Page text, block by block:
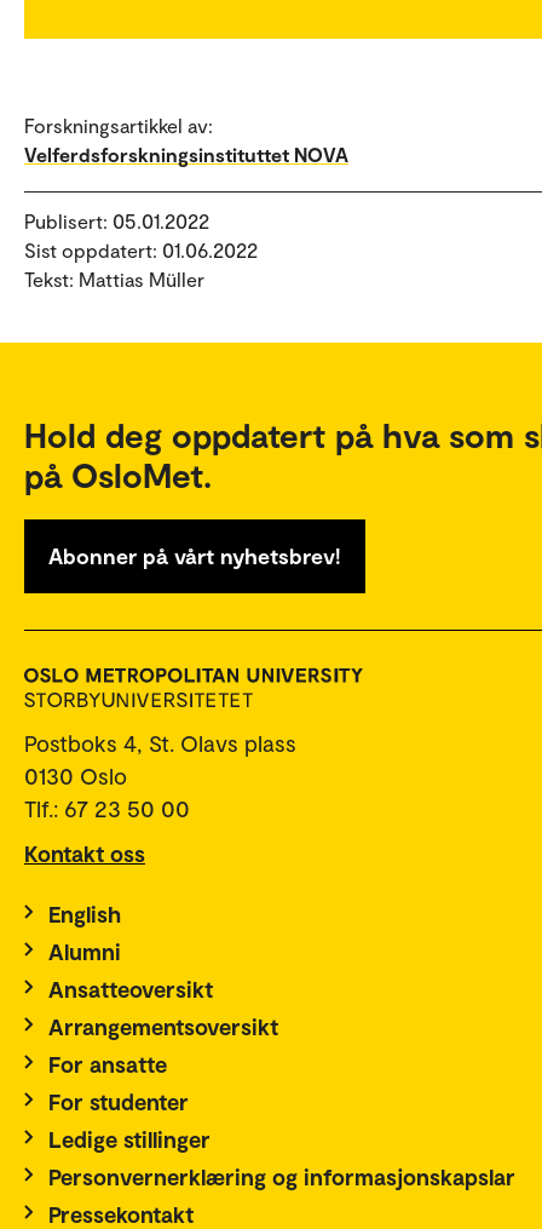
Forskningsartikkel av:
Velferdsforskningsinstituttet NOVA
Publisert: 05.01.2022
Sist oppdatert: 01.06.2022
Tekst: Mattias Müller
Hold deg oppdatert på hva som
på OsloMet.
Abonner på vårt nyhetsbrev!
Postboks 4, St. Olavs plass
0130 Oslo
Tlf.: 67 23 50 00
Kontakt oss
English
Alumni
Ansatteoversikt
Arrangementsoversikt
For ansatte
For studenter
Ledige stillinger
Personvernerklæring og informasjonskapslar
Pressekontakt